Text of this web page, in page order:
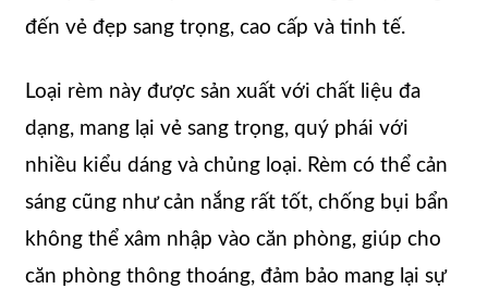
đến vẻ đẹp sang trọng, cao cấp và tinh tế.
Loại rèm này được sản xuất với chất liệu đa
dạng, mang lại vẻ sang trọng, quý phái với
nhiều kiểu dáng và chủng loại. Rèm có thể cản
sáng cũng như cản nắng rất tốt, chống bụi bẩn
không thể xâm nhập vào căn phòng, giúp cho
căn phòng thông thoáng, đảm bảo mang lại sự